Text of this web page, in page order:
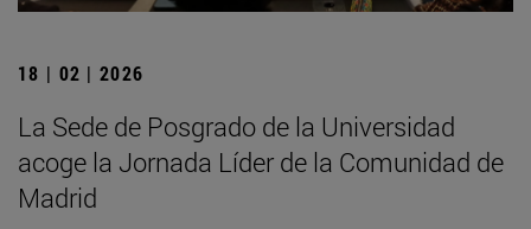
18 | 02 | 2026
La Sede de Posgrado de la Universidad
acoge la Jornada Líder de la Comunidad de
Madrid